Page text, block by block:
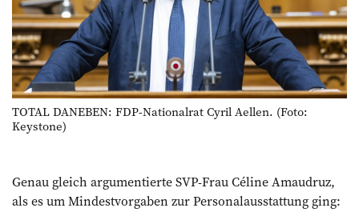
TOTAL DANEBEN: FDP-Nationalrat Cyril Aellen. (Foto:
Keystone)
Genau gleich argumentierte SVP-Frau Céline Amaudruz,
als es um Mindestvorgaben zur Personalausstattung ging: